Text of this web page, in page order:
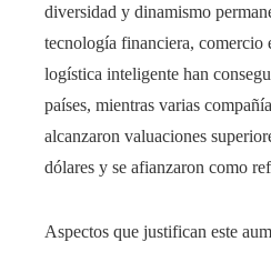
diversidad y dinamismo
tecnología financiera,
logística inteligente han
países, mientras varias
alcanzaron valuaciones
dólares y se afianzaron como
Aspectos que justifican este